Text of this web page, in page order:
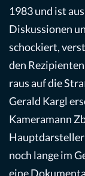
1983 und ist
Diskussionen
schockiert,
den
raus auf die
Gerald Kargl
Kameramann
Hauptdarsteller
noch lange im
eine